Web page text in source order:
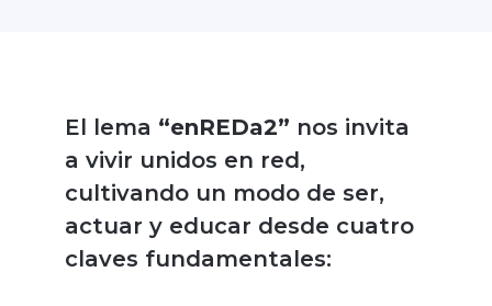
El lema “enREDa2” nos invita
a vivir unidos en red,
cultivando un modo de ser,
actuar y educar desde cuatro
claves fundamentales: